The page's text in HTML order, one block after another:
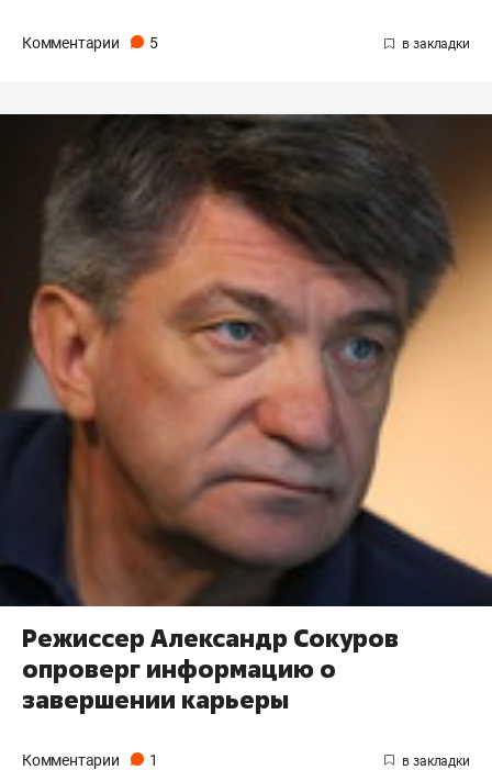
Комментарии 5
Режиссер Александр Сокуров
опроверг информацию о
завершении карьеры
Комментарии 1